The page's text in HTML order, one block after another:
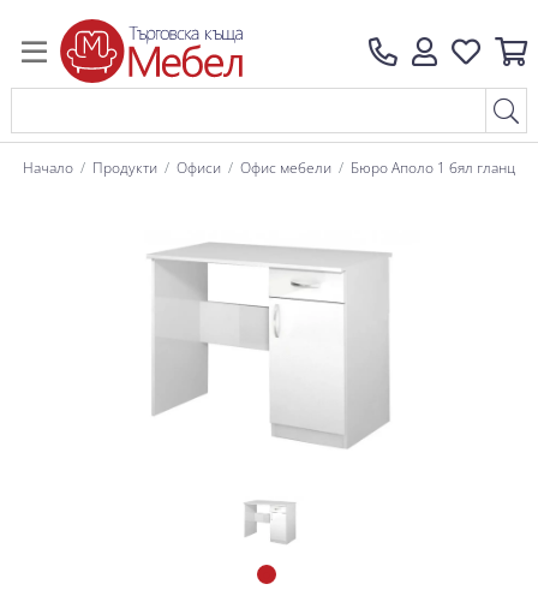
Начало Продукти Офиси Офис мебели Бюро Аполо 1 бял гланц